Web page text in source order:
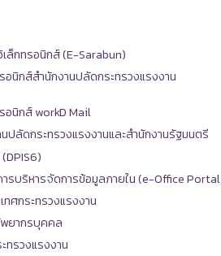
ล็กทรอนิกส์ (E-Sarabun)
อนิกส์สำนักงานปลัดกระทรวงแรงงาน
อนิกส์ workD Mail
ปลัดกระทรวงแรงงานและสำนักงานรัฐมนตรี
ารบริหารจัดการข้อมูลภายใน (e-Office
ศกระทรวงแรงงาน
พยากรบุคคล
รวงแรงงาน